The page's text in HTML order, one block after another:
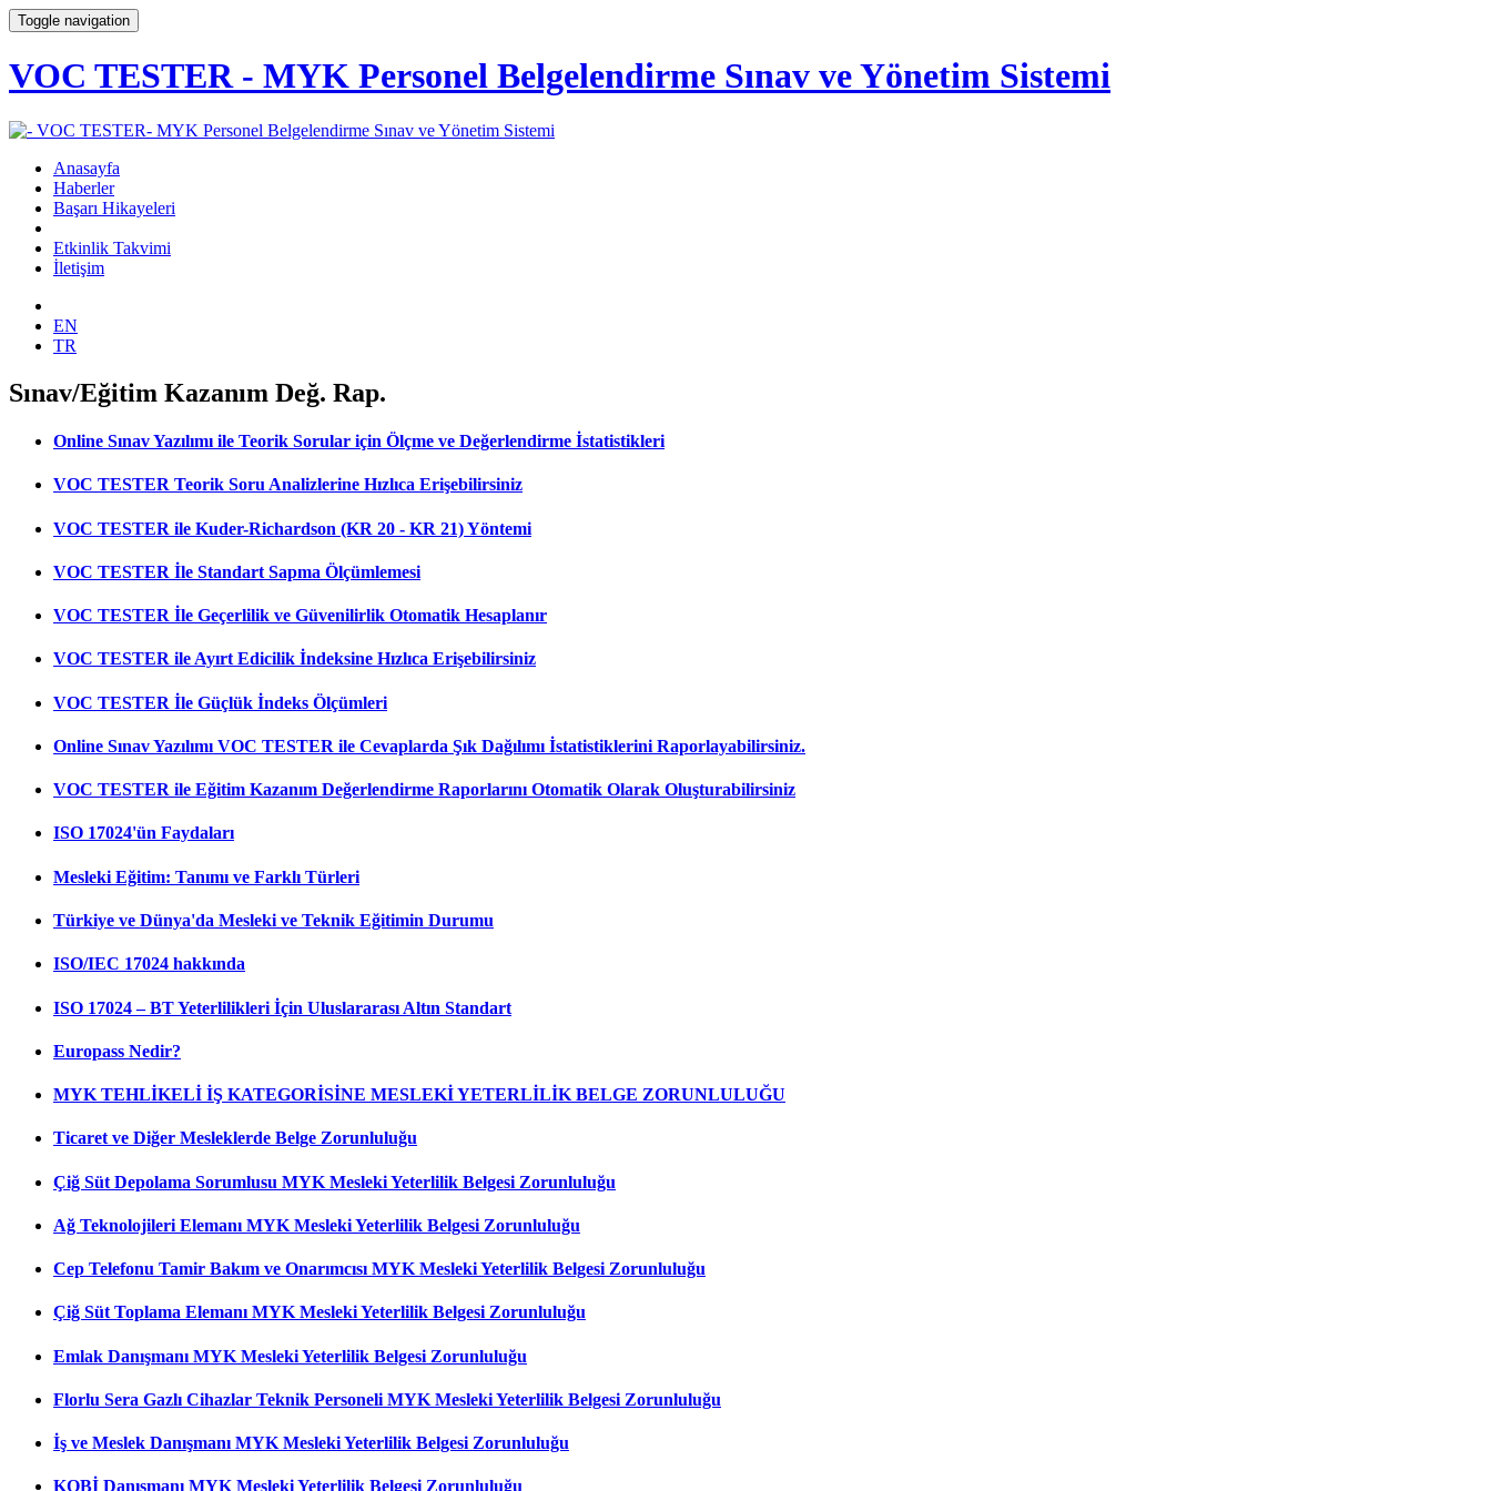
Toggle navigation
VOC TESTER - MYK Personel Belgelendirme Sınav ve Yönetim Sistemi
Anasayfa
Haberler
Başarı Hikayeleri
Etkinlik Takvimi
İletişim
EN
TR
Sınav/Eğitim Kazanım Değ. Rap.
Online Sınav Yazılımı ile Teorik Sorular için Ölçme ve Değerlendirme İstatistikleri
VOC TESTER Teorik Soru Analizlerine Hızlıca Erişebilirsiniz
VOC TESTER ile Kuder-Richardson (KR 20 - KR 21) Yöntemi
VOC TESTER İle Standart Sapma Ölçümlemesi
VOC TESTER İle Geçerlilik ve Güvenilirlik Otomatik Hesaplanır
VOC TESTER ile Ayırt Edicilik İndeksine Hızlıca Erişebilirsiniz
VOC TESTER İle Güçlük İndeks Ölçümleri
Online Sınav Yazılımı VOC TESTER ile Cevaplarda Şık Dağılımı İstatistiklerini Raporlayabilirsiniz.
VOC TESTER ile Eğitim Kazanım Değerlendirme Raporlarını Otomatik Olarak Oluşturabilirsiniz
ISO 17024'ün Faydaları
Mesleki Eğitim: Tanımı ve Farklı Türleri
Türkiye ve Dünya'da Mesleki ve Teknik Eğitimin Durumu
ISO/IEC 17024 hakkında
ISO 17024 – BT Yeterlilikleri İçin Uluslararası Altın Standart
Europass Nedir?
MYK TEHLİKELİ İŞ KATEGORİSİNE MESLEKİ YETERLİLİK BELGE ZORUNLULUĞU
Ticaret ve Diğer Mesleklerde Belge Zorunluluğu
Çiğ Süt Depolama Sorumlusu MYK Mesleki Yeterlilik Belgesi Zorunluluğu
Ağ Teknolojileri Elemanı MYK Mesleki Yeterlilik Belgesi Zorunluluğu
Cep Telefonu Tamir Bakım ve Onarımcısı MYK Mesleki Yeterlilik Belgesi Zorunluluğu
Çiğ Süt Toplama Elemanı MYK Mesleki Yeterlilik Belgesi Zorunluluğu
Emlak Danışmanı MYK Mesleki Yeterlilik Belgesi Zorunluluğu
Florlu Sera Gazlı Cihazlar Teknik Personeli MYK Mesleki Yeterlilik Belgesi Zorunluluğu
İş ve Meslek Danışmanı MYK Mesleki Yeterlilik Belgesi Zorunluluğu
KOBİ Danışmanı MYK Mesleki Yeterlilik Belgesi Zorunluluğu